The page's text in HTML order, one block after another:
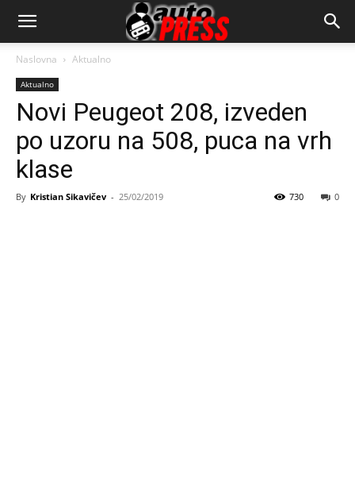
AutopressHR
Naslovna Aktualno
Aktualno
Novi Peugeot 208, izveden
po uzoru na 508, puca na vrh
klase
By Kristian Sikavičev - 25/02/2019 0
730